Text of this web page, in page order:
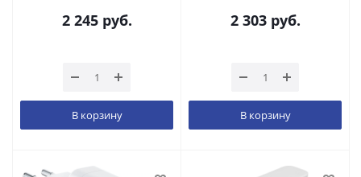
2 245руб.
В корзину
2 303руб.
В корзину